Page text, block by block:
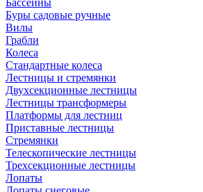
Бассейны
Буры садовые ручные
Вилы
Грабли
Колеса
Стандартные колеса
Лестницы и стремянки
Двухсекционные лестницы
Лестницы трансформеры
Платформы для лестниц
Приставные лестницы
Стремянки
Телескопические лестницы
Трехсекционные лестницы
Лопаты